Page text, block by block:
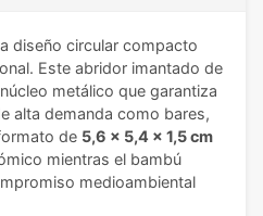
diseño circular compacto
Este abridor imantado de
metálico que garantiza
alta demanda como bares,
de 5,6 x 5,4 x 1,5 cm
mientras el bambú
medioambiental